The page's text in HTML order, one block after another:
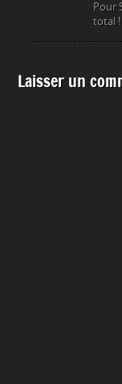
Pour
total !
Laisser un